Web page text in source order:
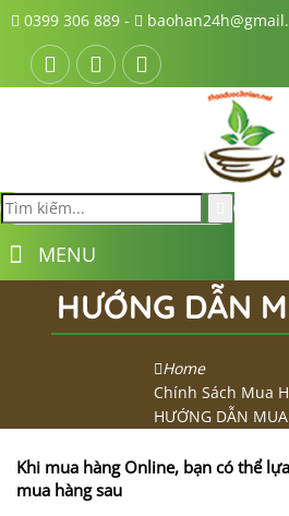
0399 306 889 -
MENU
HƯỚNG DẪN
Home
Chính Sách Mua
HƯỚNG DẪN
Khi mua hàng Online, bạn có thể
mua hàng sau